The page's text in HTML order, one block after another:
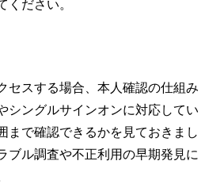
ください。
セスする場合、本人確認の仕組み
シングルサインオンに対応してい
まで確認できるかを見ておきまし
ブル調査や不正利用の早期発見に